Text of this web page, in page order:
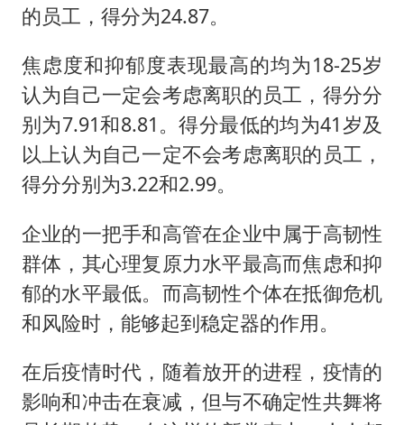
的员工，得分为24.87。
焦虑度和抑郁度表现最高的均为18-25岁
认为自己一定会考虑离职的员工，得分分
别为7.91和8.81。得分最低的均为41岁及
以上认为自己一定不会考虑离职的员工，
得分分别为3.22和2.99。
企业的一把手和高管在企业中属于高韧性
群体，其心理复原力水平最高而焦虑和抑
郁的水平最低。而高韧性个体在抵御危机
和风险时，能够起到稳定器的作用。
在后疫情时代，随着放开的进程，疫情的
影响和冲击在衰减，但与不确定性共舞将